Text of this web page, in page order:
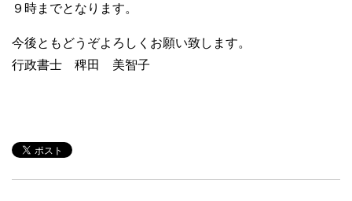
９時までとなります。
今後ともどうぞよろしくお願い致します。
行政書士 稗田 美智子